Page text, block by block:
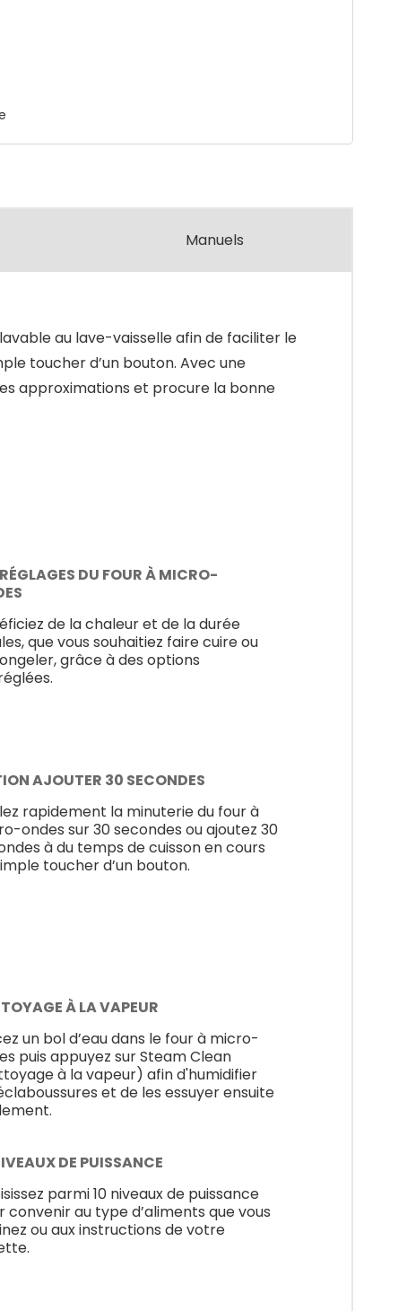
Manuels
au lave-vaisselle afin de faciliter le
toucher d’un bouton. Avec une
approximations et procure la bonne
DU FOUR À MICRO-
de la chaleur et de la durée
que vous souhaitiez faire cuire ou
grâce à des options
AJOUTER 30 SECONDES
rapidement la minuterie du four à
ondes sur 30 secondes ou ajoutez 30
à du temps de cuisson en cours
toucher d’un bouton.
À LA VAPEUR
un bol d’eau dans le four à micro-
puis appuyez sur Steam Clean
à la vapeur) afin d'humidifier
et de les essuyer ensuite
DE PUISSANCE
parmi 10 niveaux de puissance
convenir au type d’aliments que vous
ou aux instructions de votre